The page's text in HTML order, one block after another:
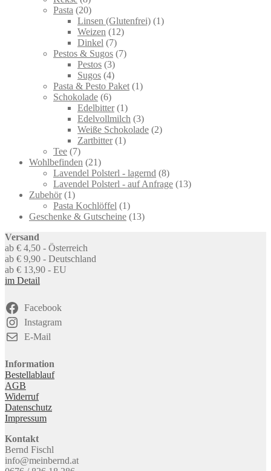
products
Pasta 2020
products
Linsen (Glutenfrei) 11
Weizen 1212
Dinkel 77
products
Pestos & Sugos 77
Pestos 33
products
Sugos 44
products
Pasta & Pesto Paket 11
Schokolade 66
products
Edelbitter 11
product
Edelvollmilch 33
products
Weiße Schokolade 22
Zartbitter 11
Tee 77
products
Wohlbefinden 2121
products
Lavendel Polsterl - lagernd 88
products
Lavendel Polsterl - auf Anfrage 1313
Zubehör 11
product
Pasta Kochlöffel 11
product
Geschenke & Gutscheine 1313
Versand
ab € 4,50 - Österreich
ab € 9,90 - Deutschland
ab € 13,90 - EU
im Detail
Facebook
Instagram
E-Mail
Information
Bestellablauf
AGB
Widerruf
Datenschutz
Impressum
Kontakt
Bernd Fischl
info@meinbernd.at